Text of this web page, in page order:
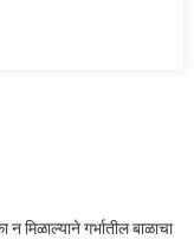
मिळाल्याने गर्भातील बाळाचा